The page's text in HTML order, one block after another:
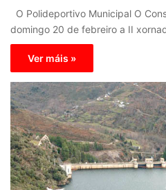
O Polideportivo Municipal O
domingo 20 de febreiro a II
Ver máis »